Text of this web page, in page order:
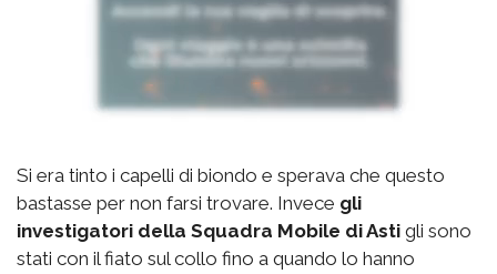
Si era tinto i capelli di biondo e sperava che questo
bastasse per non farsi trovare. Invece gli
investigatori della Squadra Mobile di Asti gli sono
stati con il fiato sul collo fino a quando lo hanno